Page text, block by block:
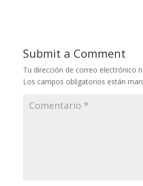
Submit a Comment
Tu dirección de correo electrónico
Los campos obligatorios están